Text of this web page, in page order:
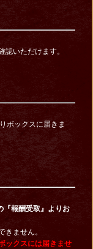
いただけます。
ボックスに届きま
『報酬受取』よりお
ません。
ックスには届きませ